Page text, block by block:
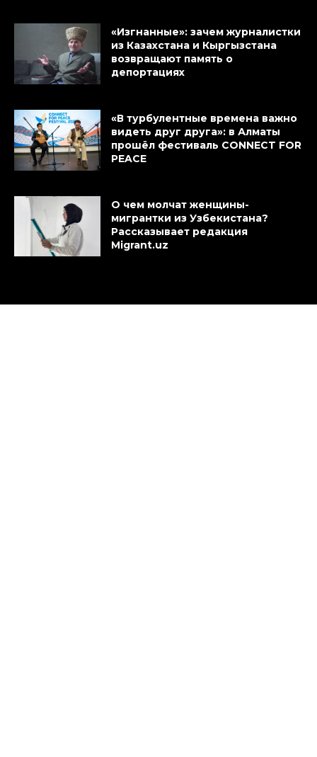
«Изгнанные»: зачем журналистки
из Казахстана и Кыргызстана
возвращают память о
депортациях
«В турбулентные времена важно
видеть друг друга»: в Алматы
прошёл фестиваль CONNECT FOR
PEACE
О чем молчат женщины-
мигрантки из Узбекистана?
Рассказывает редакция
Migrant.uz